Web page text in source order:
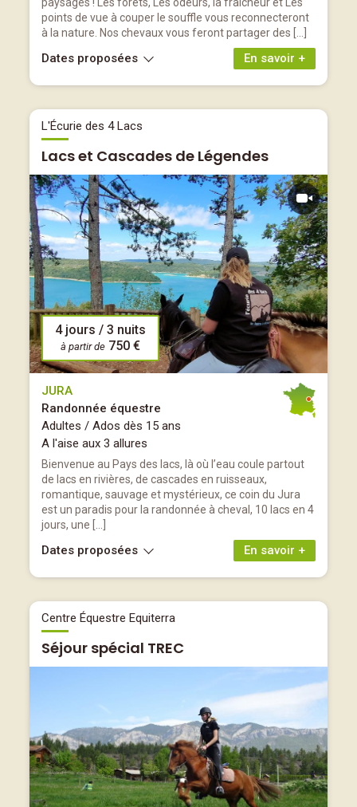
points de vue à couper le souffle vous reconnecteront
à la nature. Nos chevaux vous feront partager des […]
En savoir +
Dates proposées
L'Écurie des 4 Lacs
Lacs et Cascades de Légendes
4 jours / 3 nuits
à partir de 750 €
JURA
Randonnée équestre
Adultes / Ados dès 15 ans
A l'aise aux 3 allures
Bienvenue au Pays des lacs, là où l’eau coule partout
de lacs en rivières, de cascades en ruisseaux,
romantique, sauvage et mystérieux, ce coin du Jura
est un paradis pour la randonnée à cheval, 10 lacs en 4
jours, une […]
En savoir +
Dates proposées
Centre Équestre Equiterra
Séjour spécial TREC